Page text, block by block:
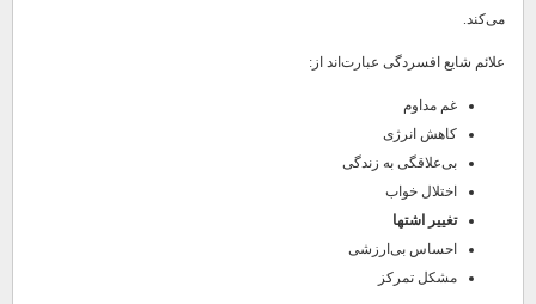
می‌کند.
علائم شایع افسردگی عبارت‌اند از:
غم مداوم
کاهش انرژی
بی‌علاقگی به زندگی
اختلال خواب
تغییر اشتها
احساس بی‌ارزشی
مشکل تمرکز